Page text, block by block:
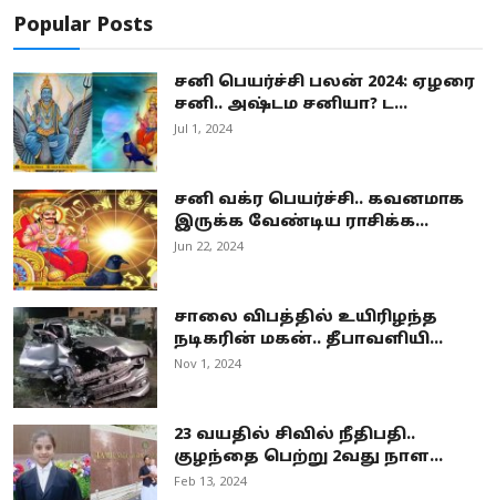
Popular Posts
சனி பெயர்ச்சி பலன் 2024: ஏழரை
சனி.. அஷ்டம சனியா? ட...
Jul 1, 2024
சனி வக்ர பெயர்ச்சி.. கவனமாக
இருக்க வேண்டிய ராசிக்க...
Jun 22, 2024
சாலை விபத்தில் உயிரிழந்த
நடிகரின் மகன்.. தீபாவளியி...
Nov 1, 2024
23 வயதில் சிவில் நீதிபதி..
குழந்தை பெற்று 2வது நாள...
Feb 13, 2024